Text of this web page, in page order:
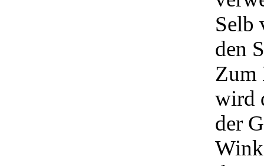
Selb
den
Zum
wird
der